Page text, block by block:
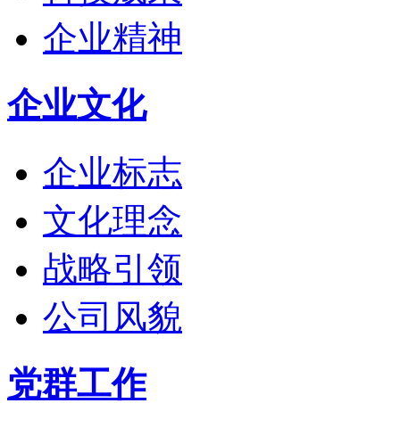
企业精神
企业文化
企业标志
文化理念
战略引领
公司风貌
党群工作